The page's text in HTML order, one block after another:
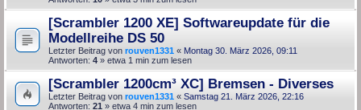
[Scrambler 1200 XE] Softwareupdate für die
Modellreihe DS 50
Letzter Beitrag von rouven1331 « Montag 30. März 2026, 09:11
Antworten: 4 » etwa 1 min zum lesen
[Scrambler 1200cm³ XC] Bremsen - Diverses
Letzter Beitrag von rouven1331 « Samstag 21. März 2026, 22:16
Antworten: 21 » etwa 4 min zum lesen